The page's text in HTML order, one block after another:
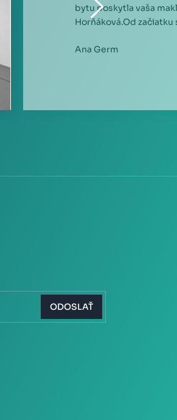
bytu poskytla vaša
Horňáková.Od začiatku
Ana Germ
ODOSLAŤ